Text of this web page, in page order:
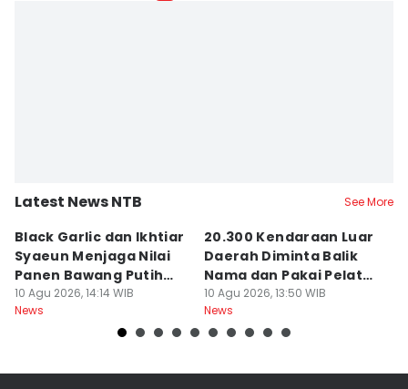
Latest News NTB See More
Black Garlic dan Ikhtiar
Syaeun Menjaga Nilai
Panen Bawang Putih
Sembalun
10 Agu 2026, 14:14 WIB
News
20.300 Kendaraan Luar
Daerah Diminta Balik
Nama dan Pakai Pelat
NTB
10 Agu 2026, 13:50 WIB
News